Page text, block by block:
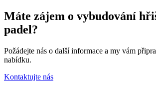
Máte zájem o vybudování
padel?
Požádejte nás o další informace a my vám
nabídku.
Kontaktujte nás